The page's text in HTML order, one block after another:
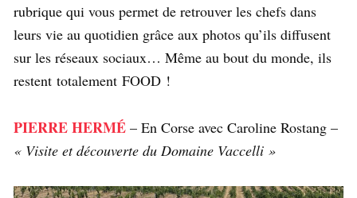
rubrique qui vous permet de retrouver les chefs dans
leurs vie au quotidien grâce aux photos qu’ils diffusent
sur les réseaux sociaux… Même au bout du monde, ils
restent totalement FOOD !
PIERRE HERMÉ – En Corse avec Caroline Rostang –
« Visite et découverte du Domaine Vaccelli »